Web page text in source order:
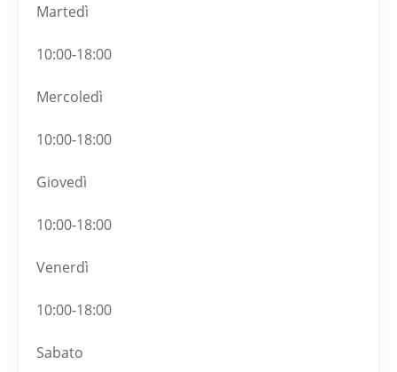
Martedì
10:00-18:00
Mercoledì
10:00-18:00
Giovedì
10:00-18:00
Venerdì
10:00-18:00
Sabato